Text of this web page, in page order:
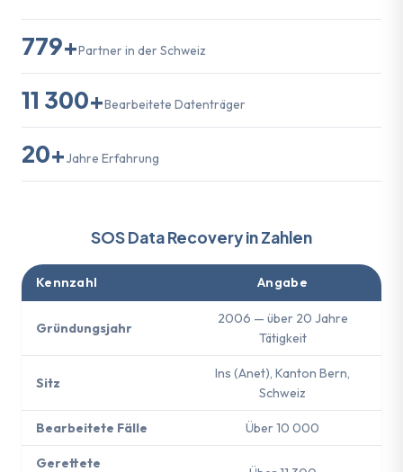
779+Partner in der Schweiz
11 300+Bearbeitete Datenträger
20+Jahre Erfahrung
SOS Data Recovery in Zahlen
Kennzahl Angabe
Gründungsjahr
2006 — über 20 Jahre
Tätigkeit
Sitz
Ins (Anet), Kanton Bern,
Schweiz
Bearbeitete Fälle Über 10 000
Gerettete